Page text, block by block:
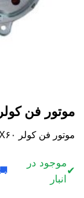
موتور فن کولر X۶۰
موتور فن کولر X۶۰ با کیفیت عالی و قیمت مناسب.
✔
موجود در
انبار